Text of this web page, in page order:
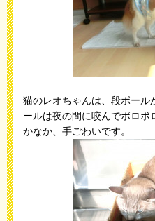
猫のレオちゃんは、段ボール
ールは夜の間に咬んでボロボ
かなか、手ごわいです。